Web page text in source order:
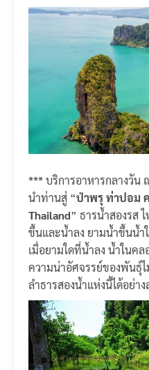
*** บริการอาหารกลางวัน
นำท่านสู่ “ป่าพรุ ท่าปอม
Thailand” ธารน้ำสองรส
ขึ้นและน้ำลง ยามน้ำขึ้นน้ำ
เมื่อยามใดที่น้ำลง น้ำในค
ความน่าอัศจรรย์ของพันธุ์
ลำธารสองน้ำแห่งนี้ได้อย่าง